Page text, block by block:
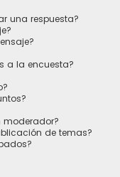
una respuesta?
a la encuesta?
moderador?
de temas?